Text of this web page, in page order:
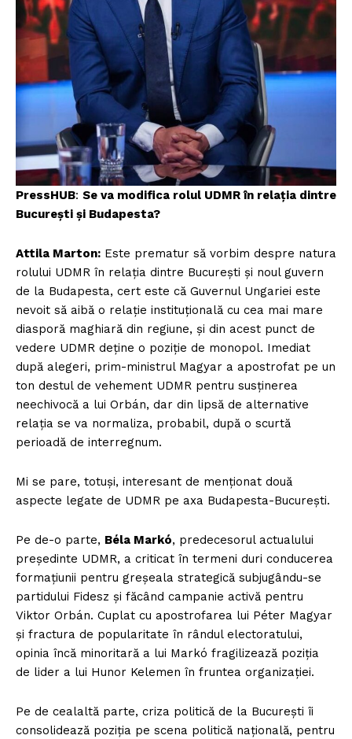
FREEDOM HOUSE ROMÂNIA
PRESShub
Despre noi / Echipa
Proiecte editoriale
Rețea
Contact
PressHUB: Se va modifica rolul UDMR în relația dintre
București și Budapesta?
Attila Marton: Este prematur să vorbim despre natura
rolului UDMR în relația dintre București și noul guvern
de la Budapesta, cert este că Guvernul Ungariei este
nevoit să aibă o relație instituțională cu cea mai mare
diasporă maghiară din regiune, și din acest punct de
vedere UDMR deține o poziție de monopol. Imediat
după alegeri, prim-ministrul Magyar a apostrofat pe un
ton destul de vehement UDMR pentru susținerea
neechivocă a lui Orbán, dar din lipsă de alternative
relația se va normaliza, probabil, după o scurtă
perioadă de interregnum.
Mi se pare, totuși, interesant de menționat două
aspecte legate de UDMR pe axa Budapesta-București.
Pe de-o parte, Béla Markó, predecesorul actualului
președinte UDMR, a criticat în termeni duri conducerea
formațiunii pentru greșeala strategică subjugându-se
partidului Fidesz și făcând campanie activă pentru
Viktor Orbán. Cuplat cu apostrofarea lui Péter Magyar
și fractura de popularitate în rândul electoratului,
opinia încă minoritară a lui Markó fragilizează poziția
de lider a lui Hunor Kelemen în fruntea organizației.
Pe de cealaltă parte, criza politică de la București îi
consolidează poziția pe scena politică națională, pentru